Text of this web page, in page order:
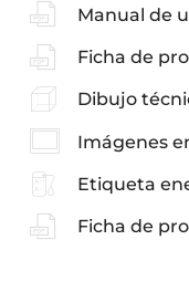
Manual de
Ficha de
Dibujo
Imágenes
Etiqueta
Ficha de